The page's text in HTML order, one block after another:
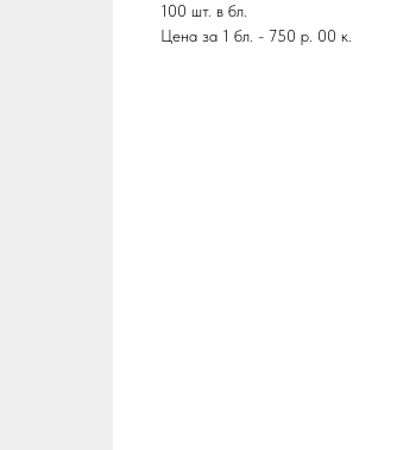
100 шт. в бл.
Цена за 1 бл. - 750 р. 00 к.